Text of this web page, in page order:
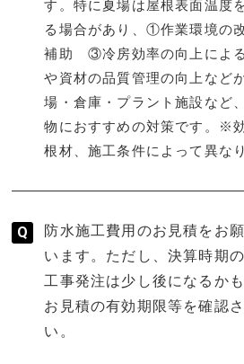
す。特に夏場は屋根表面温度
る場合があり、①作業環境
補助 ③冷房効率の向上によ
や資材の品質管理の向上など
場・倉庫・プラント施設など
物におすすめの対策です。※
根材、施工条件によって異なり
防水施工費用のお見積をお
います。ただし、決算時期
工事発注は少し後になるかも
お見積の有効期限等を確認
い。